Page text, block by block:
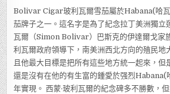
Bolivar Cigar玻利瓦爾雪茄屬於Habana(哈
茄牌子之一。這名字是為了紀念拉丁美洲獨立
瓦爾（Simon Bolivar）巴斯克的伊達爾戈家
利瓦爾政府領導下，南美洲西北方向的殖民地
且他最大目標是把所有這些地方統一起來，但
還是沒有在他的有生富的鍾愛於强烈Habana(
年實現。 西蒙·玻利瓦爾的紀念碑多不勝數，